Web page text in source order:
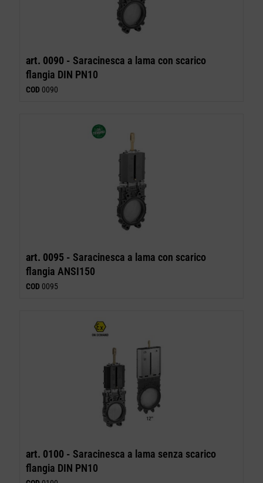
art. 0090 - Saracinesca a lama con scarico
flangia DIN PN10
COD 0090
art. 0095 - Saracinesca a lama con scarico
flangia ANSI150
COD 0095
art. 0100 - Saracinesca a lama senza scarico
flangia DIN PN10